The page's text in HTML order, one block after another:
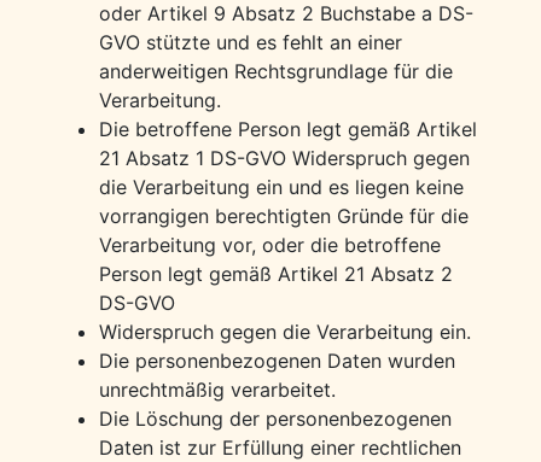
oder Artikel 9 Absatz 2 Buchstabe a DS-
GVO stützte und es fehlt an einer
anderweitigen Rechtsgrundlage für die
Verarbeitung.
Die betroffene Person legt gemäß Artikel
21 Absatz 1 DS-GVO Widerspruch gegen
die Verarbeitung ein und es liegen keine
vorrangigen berechtigten Gründe für die
Verarbeitung vor, oder die betroffene
Person legt gemäß Artikel 21 Absatz 2
DS-GVO
Widerspruch gegen die Verarbeitung ein.
Die personenbezogenen Daten wurden
unrechtmäßig verarbeitet.
Die Löschung der personenbezogenen
Daten ist zur Erfüllung einer rechtlichen